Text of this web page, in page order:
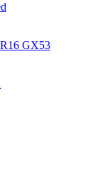
GX53